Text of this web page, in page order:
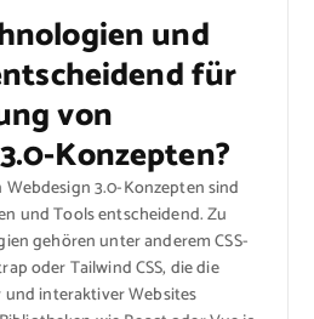
und
für
von
Konzepten?
3.0-Konzepten sind
und Tools entscheidend. Zu
gehören unter anderem CSS-
oder Tailwind CSS, die die
interaktiver Websites